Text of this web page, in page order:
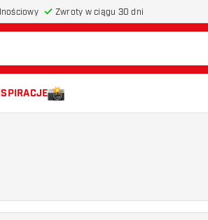
Zwroty w ciągu 30 dni